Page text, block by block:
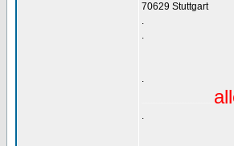
70629 Stuttgart
.
.
.
.